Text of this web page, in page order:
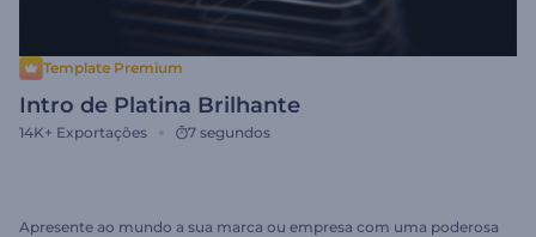
Template Premium
Intro de Platina Brilhante
14K+ Exportações 7 segundos
Apresente ao mundo a sua marca ou empresa com uma poderosa